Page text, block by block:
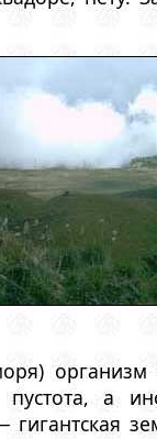
организм
а
гигантская